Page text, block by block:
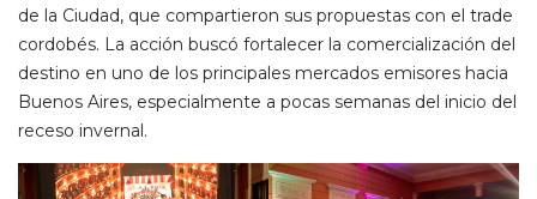
de la Ciudad, que compartieron sus propuestas con el trade
cordobés. La acción buscó fortalecer la comercialización del
destino en uno de los principales mercados emisores hacia
Buenos Aires, especialmente a pocas semanas del inicio del
receso invernal.